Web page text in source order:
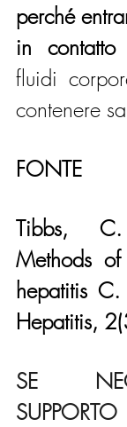
perché
in contatto
fluidi
contenere
FONTE
Tibbs,
Methods of
hepatitis
Hepatitis,
SE